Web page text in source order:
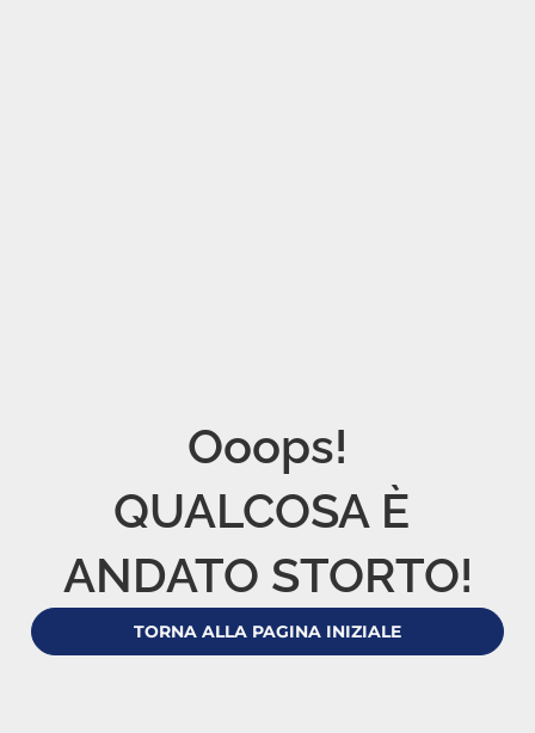
Ooops!
QUALCOSA È
ANDATO STORTO!
TORNA ALLA PAGINA INIZIALE